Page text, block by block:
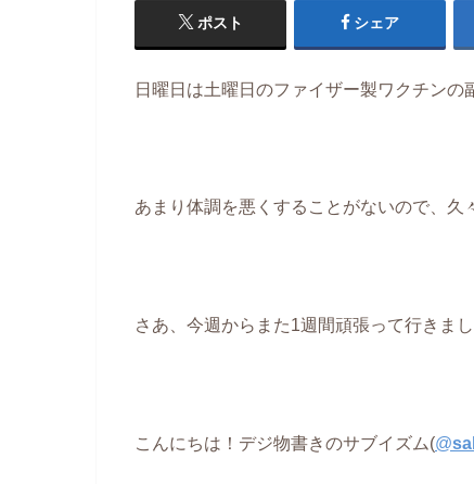
ポスト シェア
日曜日は土曜日のファイザー製ワクチン
あまり体調を悪くすることがないので、久
さあ、今週からまた1週間頑張って行きまし
こんにちは！デジ物書きのサブイズム(@